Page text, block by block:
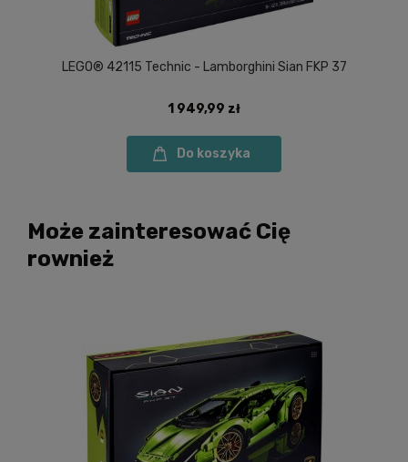
LEGO® 42115 Technic - Lamborghini Sian FKP 37
1 949,99 zł
Do koszyka
Może zainteresować Cię
rownież